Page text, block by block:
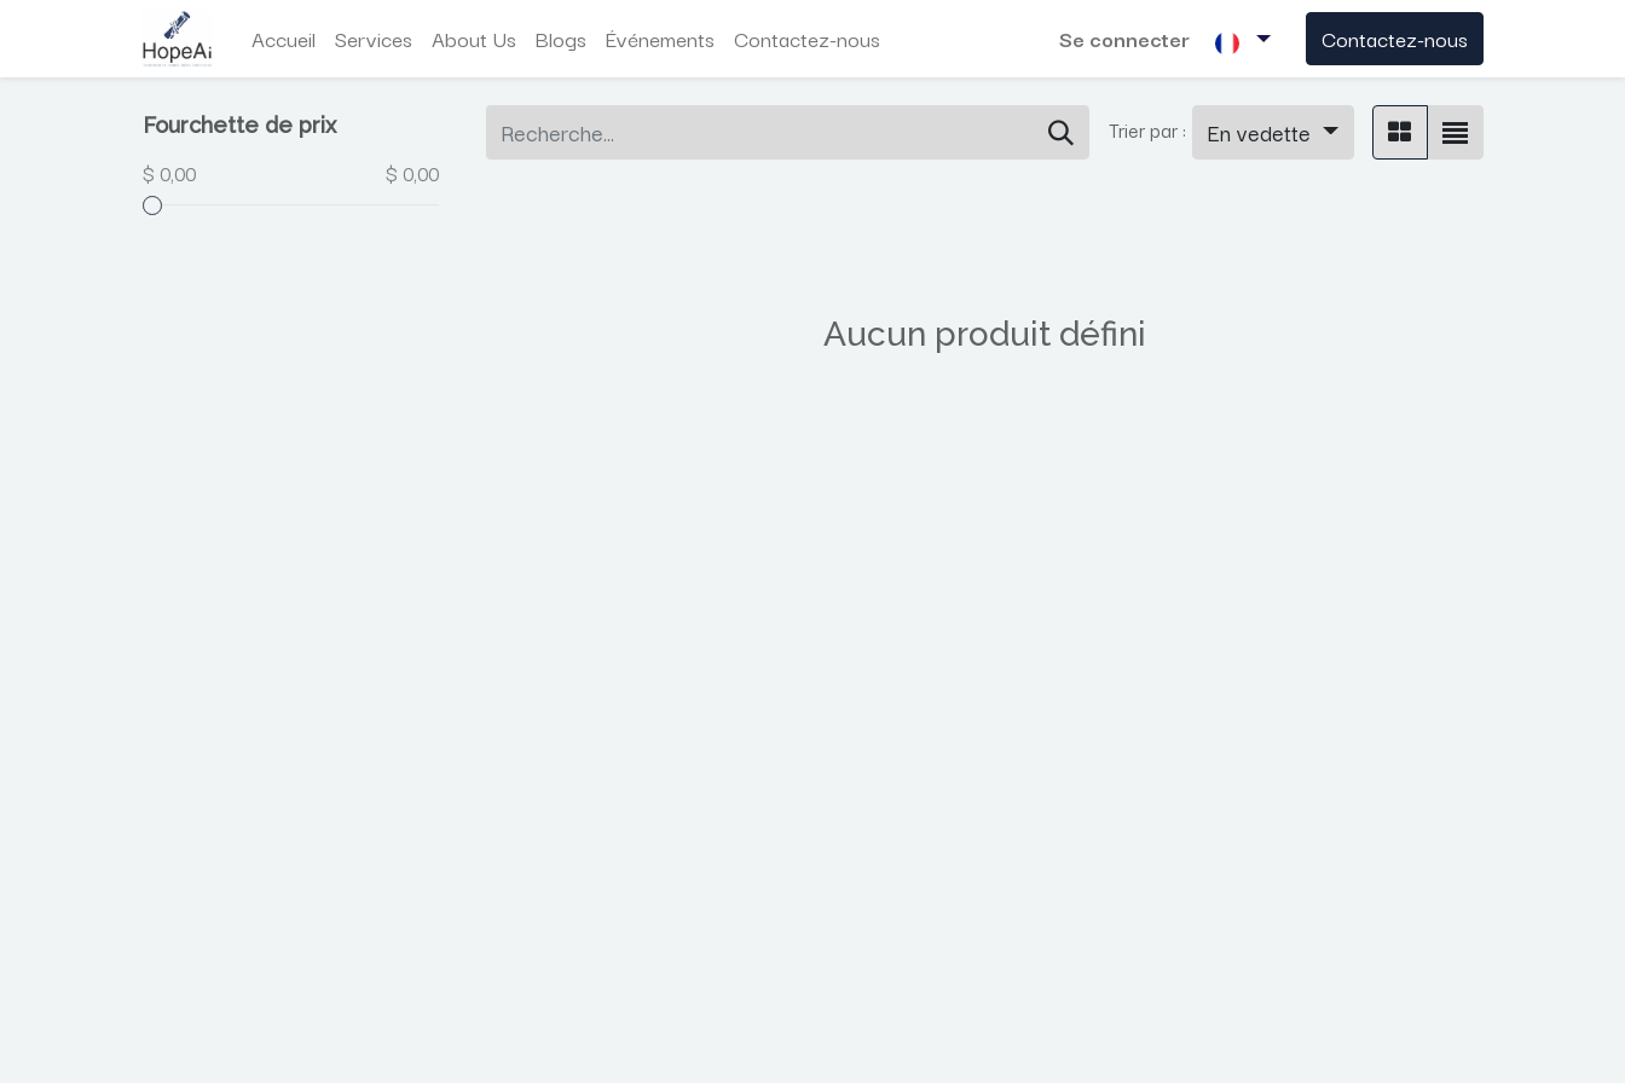
Accueil Services About Us Blogs Événements Contactez-nous Se connecter Contactez-nous
Fourchette de prix
$ 0,00 $ 0,00
Trier par : En vedette
Aucun produit défini